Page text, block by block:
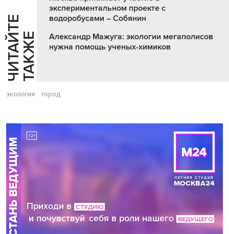
Ч
И
Т
АЙ
Т
Е
Т
А
К
ЖЕ
экспериментальном проекте с
водоробусами – Собянин
Александр Мажуга: экологии мегаполисов
нужна помощь ученых-химиков
экология город